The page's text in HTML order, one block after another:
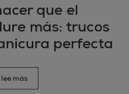
que el
más: trucos
perfecta
lee más